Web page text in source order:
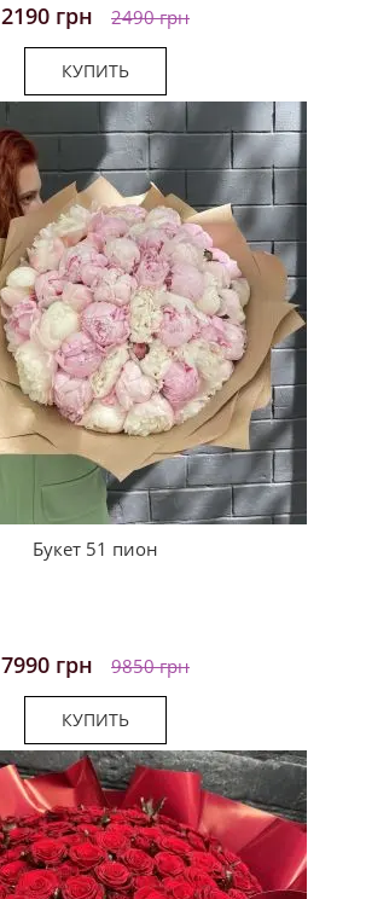
2190 грн 2490 грн
КУПИТЬ
Букет 51 пион
7990 грн 9850 грн
КУПИТЬ